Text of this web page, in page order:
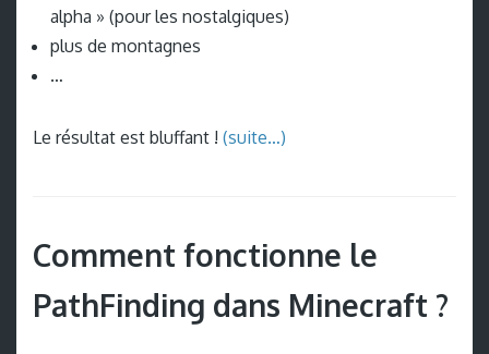
alpha » (pour les nostalgiques)
plus de montagnes
…
Le résultat est bluffant ! (suite…)
Comment fonctionne le
PathFinding dans Minecraft ?